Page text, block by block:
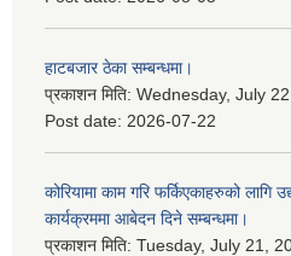
हाटबजार ठेका सम्बन्धमा।
प्रकाशन मिति: Wednesday, July
Post date: 2026-07-22
कोरियामा काम गरि फर्किएकाहरुको लागि
कार्यक्रममा आबेदन दिने सम्बन्धमा।
प्रकाशन मिति: Tuesday, July 21,